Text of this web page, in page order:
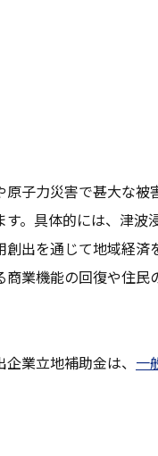
子力災害で甚大な
。具体的には、津
出を通じて地域経
業機能の回復や住
業立地補助金は、 一